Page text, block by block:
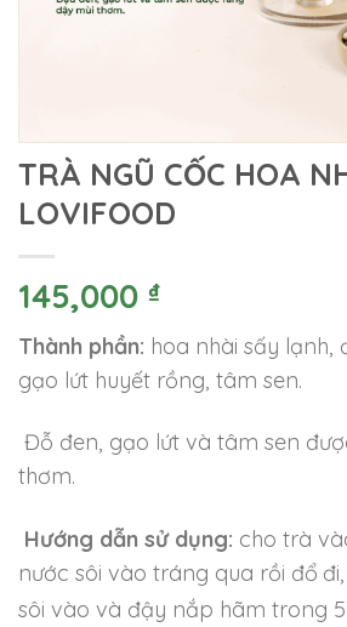
TRÀ NGŨ CỐC HOA
LOVIFOOD
145,000 ₫
Thành phần: hoa nhài sấy lạnh,
gạo lứt huyết rồng, tâm sen.
Đỗ đen, gạo lứt và tâm sen
thơm.
Hướng dẫn sử dụng: cho trà
nước sôi vào tráng qua rồi đổ
sôi vào và đậy nắp hãm trong